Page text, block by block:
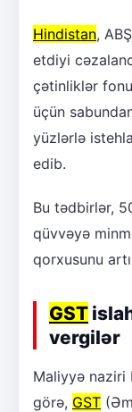
Hindistan,
etdiyi
çətinliklər
üçün
yüzlərlə
edib.
Bu tədbirlər,
qüvvəyə
qorxusunu
GST
vergilər
Maliyyə naziri
görə, GST